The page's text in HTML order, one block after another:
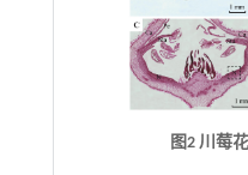
图2 川莓